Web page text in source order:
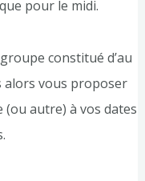
pour le midi.
constitué d’au
alors vous proposer
autre) à vos dates